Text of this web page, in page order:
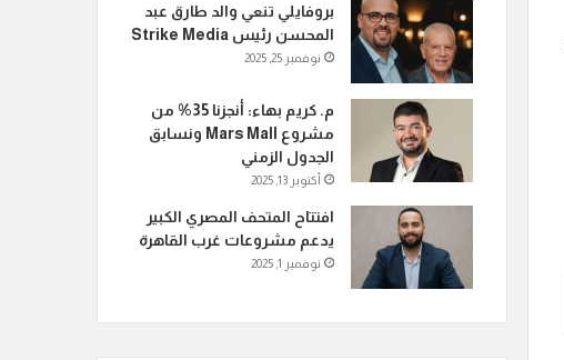
بروفايلي تنعي والد طارق عبد
المحسن رئيس Strike Media
نوفمبر 25, 2025
م. كريم بهاء: أنجزنا 35% من
مشروع Mars Mall ونسابق
الجدول الزمني
أكتوبر 13, 2025
افتتاح المتحف المصري الكبير
يدعم مشروعات غرب القاهرة
نوفمبر 1, 2025